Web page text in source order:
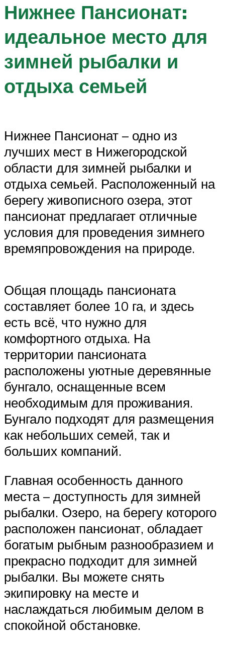
Нижнее Пансионат:
идеальное место для
зимней рыбалки и
отдыха семьей
Нижнее Пансионат – одно из
лучших мест в Нижегородской
области для зимней рыбалки и
отдыха семьей. Расположенный на
берегу живописного озера, этот
пансионат предлагает отличные
условия для проведения зимнего
времяпровождения на природе.
Общая площадь пансионата
составляет более 10 га, и здесь
есть всё, что нужно для
комфортного отдыха. На
территории пансионата
расположены уютные деревянные
бунгало, оснащенные всем
необходимым для проживания.
Бунгало подходят для размещения
как небольших семей, так и
больших компаний.
Главная особенность данного
места – доступность для зимней
рыбалки. Озеро, на берегу которого
расположен пансионат, обладает
богатым рыбным разнообразием и
прекрасно подходит для зимней
рыбалки. Вы можете снять
экипировку на месте и
наслаждаться любимым делом в
спокойной обстановке.